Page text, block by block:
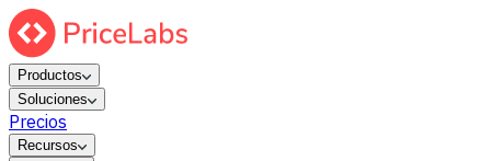
Productos
Soluciones
Precios
Recursos